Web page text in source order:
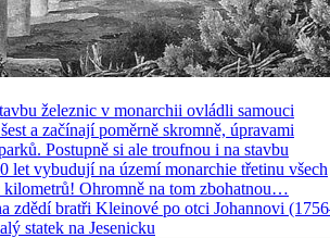
železnic v monarchii ovládli samouci
a začínají poměrně skromně, úpravami
Postupně si ale troufnou i na stavbu
let vybudují na území monarchie třetinu všech
kilometrů! Ohromně na tom zbohatnou…
zdědí bratři Kleinové po otci Johannovi
statek na Jesenicku